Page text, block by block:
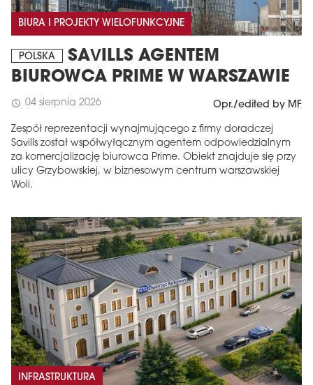
BIURA I PROJEKTY WIELOFUNKCYJNE
POLSKA
SAVILLS AGENTEM
BIUROWCA PRIME W WARSZAWIE
schedule 04 sierpnia 2026 Opr./edited by MF
Zespół reprezentacji wynajmującego z firmy doradczej
Savills został współwyłącznym agentem odpowiedzialnym
za komercjalizację biurowca Prime. Obiekt znajduje się przy
ulicy Grzybowskiej, w biznesowym centrum warszawskiej
Woli.
INFRASTRUKTURA